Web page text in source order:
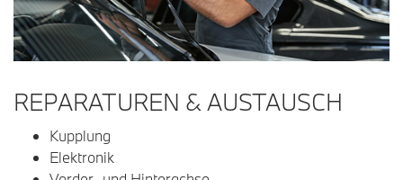
REPARATUREN & AUSTAUSCH
Kupplung
Elektronik